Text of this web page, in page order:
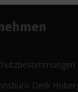
Derk